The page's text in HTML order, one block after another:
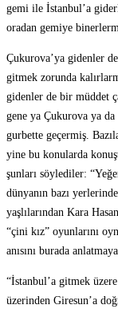
gemi ile İstanbul’a
oradan gemiye
Çukurova’ya gidenler
gitmek zorunda
gidenler de bir müddet
gene ya Çukurova ya
gurbette geçermiş.
yine bu konularda
şunları söylediler:
dünyanın bazı
yaşlılarından Kara
“çini kız” oyunlarını
anısını burada
“İstanbul’a gitmek
üzerinden Giresun’a